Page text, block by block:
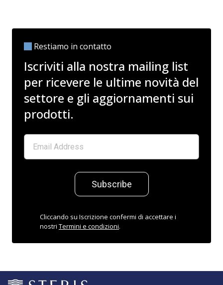
Restiamo in contatto
Iscriviti alla nostra mailing list
per ricevere le ultime novità del
settore e gli aggiornamenti sui
prodotti.
Subscribe
Cliccando su Iscrizione confermi di accettare i
nostri Termini e condizioni.